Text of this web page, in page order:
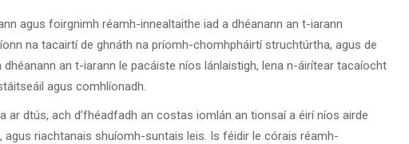
agus foirgnimh réamh-innealtaithe iad a dhéanann an t-iarann
na tacairtí de ghnáth na príomh-chomhpháirtí struchtúrtha, agus de
an t-iarann le pacáiste níos lánlaistigh, lena n-áirítear tacaíocht
agus comhlíonadh.
ar dtús, ach d’fhéadfadh an costas iomlán an tionsaí a éirí níos airde
agus riachtanais shuíomh-suntais leis. Is féidir le córais réamh-